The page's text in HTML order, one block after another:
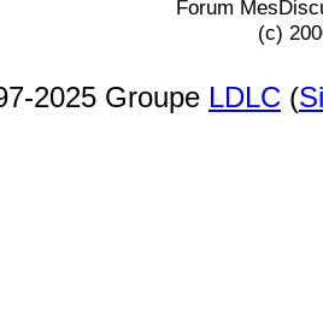
Forum
(c)
2025 Groupe LDLC (